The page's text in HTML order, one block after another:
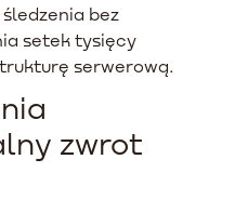
bez
setek tysięcy
serwerową.
zwrot